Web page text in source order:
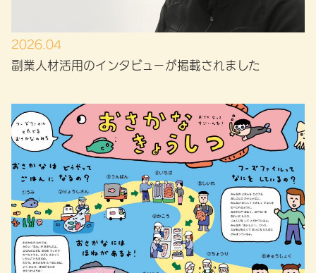
2026.04
副業人材活用のインタビューが掲載されました